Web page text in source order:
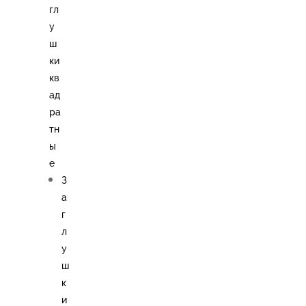
гл
у
ш
ки
кв
ад
ра
тн
ы
е
З
а
г
л
у
ш
к
и